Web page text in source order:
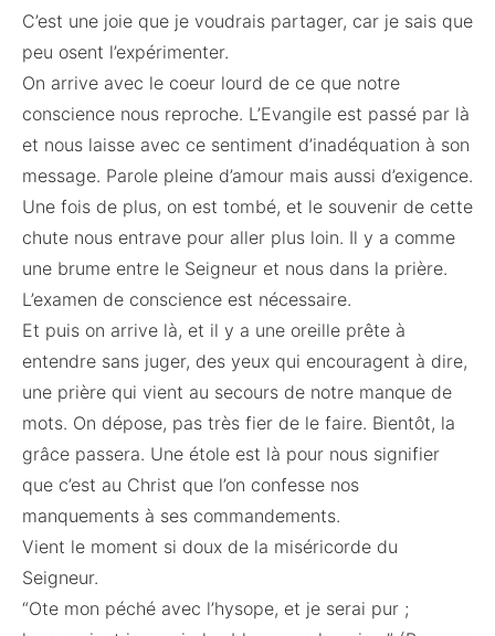
C’est une joie que je voudrais partager, car je sais que
peu osent l’expérimenter.
On arrive avec le coeur lourd de ce que notre
conscience nous reproche. L’Evangile est passé par là
et nous laisse avec ce sentiment d’inadéquation à son
message. Parole pleine d’amour mais aussi d’exigence.
Une fois de plus, on est tombé, et le souvenir de cette
chute nous entrave pour aller plus loin. Il y a comme
une brume entre le Seigneur et nous dans la prière.
L’examen de conscience est nécessaire.
Et puis on arrive là, et il y a une oreille prête à
entendre sans juger, des yeux qui encouragent à dire,
une prière qui vient au secours de notre manque de
mots. On dépose, pas très fier de le faire. Bientôt, la
grâce passera. Une étole est là pour nous signifier
que c’est au Christ que l’on confesse nos
manquements à ses commandements.
Vient le moment si doux de la miséricorde du
Seigneur.
“Ote mon péché avec l’hysope, et je serai pur ;